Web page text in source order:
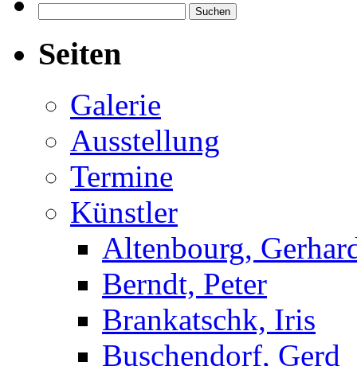
nach:
Seiten
Galerie
Ausstellung
Termine
Künstler
Altenbourg,
Berndt, Peter
Brankatschk, Iris
Buschendorf, Gerd